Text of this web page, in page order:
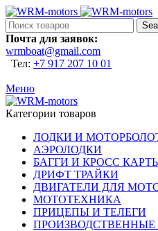
Почта для заявок:
wrmboat@gmail.com
Тел: +7 917 207 10 01
Меню
Категории товаров
ЛОДКИ И
АЭРОЛОДКИ
БАГГИ И КРОСС
ДРИФТ ТРАЙКИ
ДВИГАТЕЛИ ДЛЯ
МОТОТЕХНИКА
ПРИЦЕПЫ И ТЕЛЕГИ